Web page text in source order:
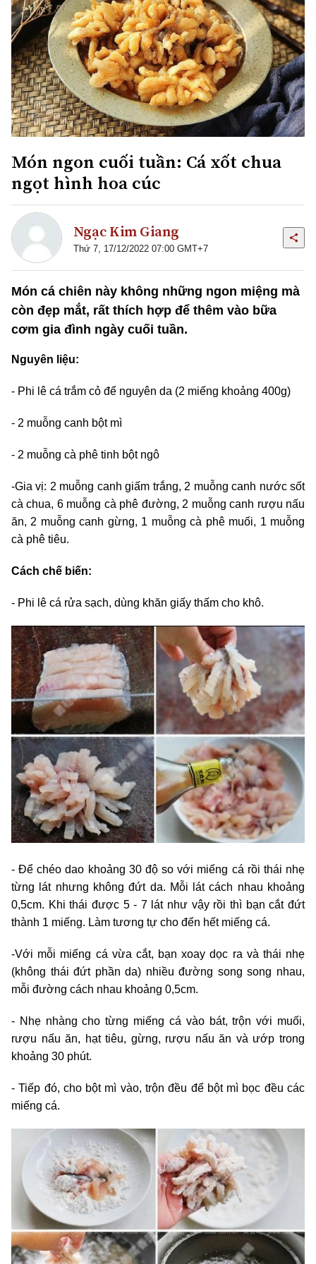
Món ngon cuối tuần: Cá xốt chua
ngọt hình hoa cúc
Ngạc Kim Giang
Thứ 7, 17/12/2022 07:00 GMT+7
Món cá chiên này không những ngon miệng mà
còn đẹp mắt, rất thích hợp để thêm vào bữa
cơm gia đình ngày cuối tuần.
Nguyên liệu:
- Phi lê cá trắm cỏ để nguyên da (2 miếng khoảng 400g)
- 2 muỗng canh bột mì
- 2 muỗng cà phê tinh bột ngô
-Gia vị: 2 muỗng canh giấm trắng, 2 muỗng canh nước sốt
cà chua, 6 muỗng cà phê đường, 2 muỗng canh rượu nấu
ăn, 2 muỗng canh gừng, 1 muỗng cà phê muối, 1 muỗng
cà phê tiêu.
Cách chế biến:
- Phi lê cá rửa sạch, dùng khăn giấy thấm cho khô.
- Để chéo dao khoảng 30 độ so với miếng cá rồi thái nhẹ
từng lát nhưng không đứt da. Mỗi lát cách nhau khoảng
0,5cm. Khi thái được 5 - 7 lát như vậy rồi thì bạn cắt đứt
thành 1 miếng. Làm tương tự cho đến hết miếng cá.
-Với mỗi miếng cá vừa cắt, bạn xoay dọc ra và thái nhẹ
(không thái đứt phần da) nhiều đường song song nhau,
mỗi đường cách nhau khoảng 0,5cm.
- Nhẹ nhàng cho từng miếng cá vào bát, trộn với muối,
rượu nấu ăn, hạt tiêu, gừng, rượu nấu ăn và ướp trong
khoảng 30 phút.
- Tiếp đó, cho bột mì vào, trộn đều để bột mì bọc đều các
miếng cá.